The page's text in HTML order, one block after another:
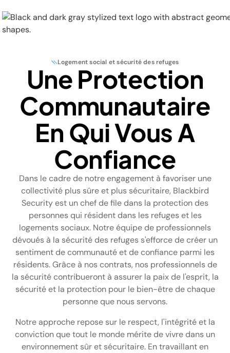
Physical Security
Security Systems
Locations
About
FR
Contac t U s
Logement social et sécurité des refuges
Une Protection
Communautaire
En Qui Vous A
Confiance
Dans le cadre de notre engagement à favoriser une
collectivité plus sûre et plus sécuritaire, Blackbird
Security est un chef de file dans la protection des
personnes qui résident dans les refuges et les
logements sociaux. Notre équipe de professionnels
dévoués à la sécurité des refuges s'efforce de créer un
sentiment de communauté et de confiance parmi les
résidents. Grâce à nos contrats, nos professionnels de
la sécurité contribueront à assurer la paix de l'esprit, la
sécurité et la protection pour le bien-être de chaque
personne que nous servons.
Notre approche repose sur le respect, l'intégrité et la
conviction que tout le monde mérite de vivre dans un
environnement sûr et sécuritaire. En travaillant en